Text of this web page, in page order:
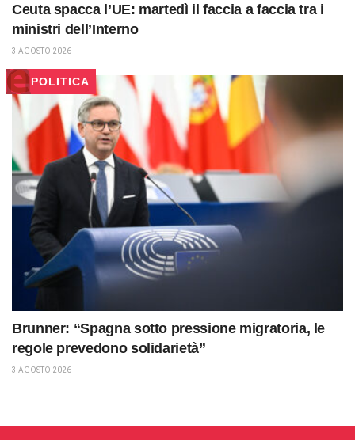
Ceuta spacca l’UE: martedì il faccia a faccia tra i
ministri dell’Interno
3 AGOSTO 2026
POLITICA
Brunner: “Spagna sotto pressione migratoria, le
regole prevedono solidarietà”
3 AGOSTO 2026